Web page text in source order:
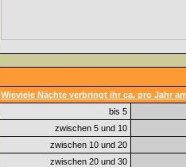
Wieviele Nächte verbringt ihr ca. pro Jahr
bis 5
zwischen 5 und 10
zwischen 10 und 20
zwischen 20 und 30